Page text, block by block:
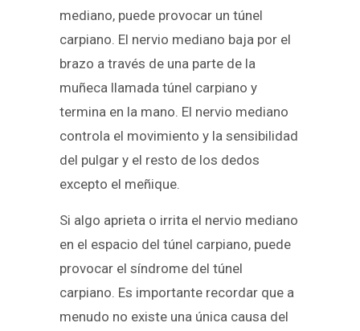
mediano, puede provocar un túnel
carpiano. El nervio mediano baja por el
brazo a través de una parte de la
muñeca llamada túnel carpiano y
termina en la mano. El nervio mediano
controla el movimiento y la sensibilidad
del pulgar y el resto de los dedos
excepto el meñique.
Si algo aprieta o irrita el nervio mediano
en el espacio del túnel carpiano, puede
provocar el síndrome del túnel
carpiano. Es importante recordar que a
menudo no existe una única causa del